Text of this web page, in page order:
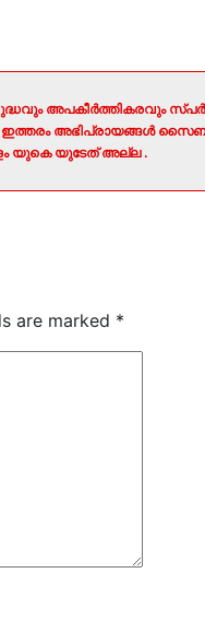
അപകീർത്തികരവും
ഇത്തരം അഭിപ്രായങ്ങൾ
യുകെ യുടേത് അല്ല .
are marked *